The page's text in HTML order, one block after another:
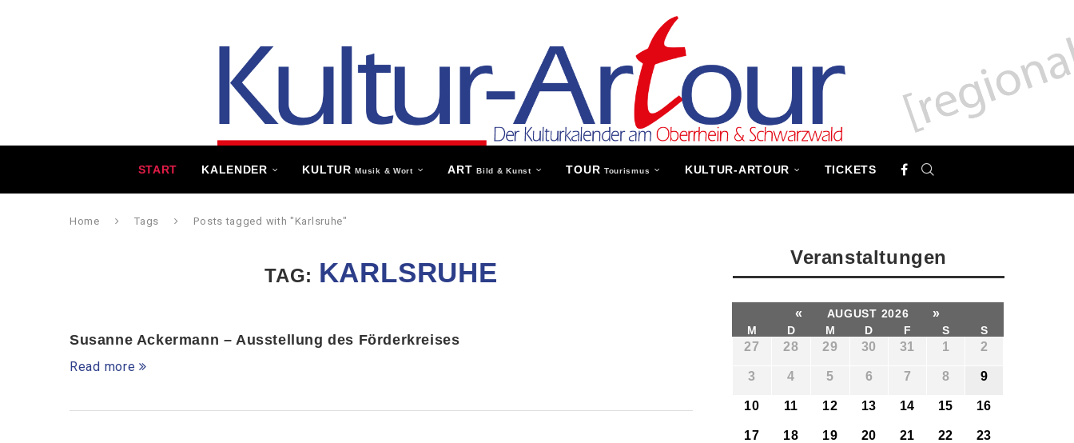
START KALENDER KULTURMusik & Wort ARTBild & Kunst TOUR Tourismus KULTUR-ARTOUR TICKETS
Home Tags Posts tagged with "Karlsruhe"
TAG: KARLSRUHE
Susanne Ackermann – Ausstellung des Förderkreises
Read more
Veranstaltungen
« AUGUST 2026 »
M D M D F S S
27 28 29 30 31 1 2
3 4 5 6 7 8 9
10 11 12 13 14 15 16
17 18 19 20 21 22 23